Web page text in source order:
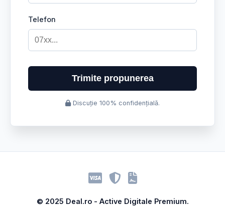
Telefon
Trimite propunerea
Discuție 100% confidențială.
© 2025 Deal.ro - Active Digitale Premium.